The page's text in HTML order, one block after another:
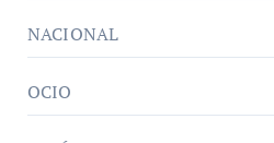
NACIONAL
OCIO